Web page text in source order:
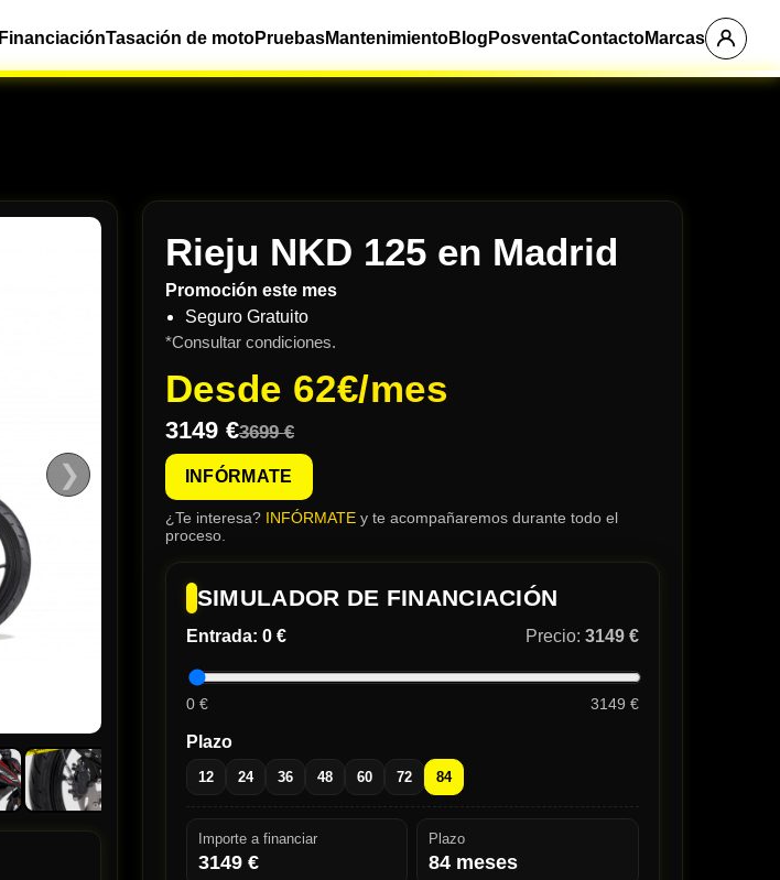
FinanciaciónTasación de motoPruebasMantenimientoBlog PosventaContactoMarcas
❯
Rieju NKD 125 en Madrid
Promoción este mes
Seguro Gratuito
*Consultar condiciones.
Desde 62€/mes
3149 €3699 €
INFÓRMATE
¿Te interesa? INFÓRMATEy te acompañaremos durante todo el
proceso.
SIMULADOR DE FINANCIACIÓN
Entrada: 0 € Precio: 3149 €
0 € 3149 €
Plazo
12 24 36 48 60 72 84
Importe a financiar
3149€
Plazo
84 meses